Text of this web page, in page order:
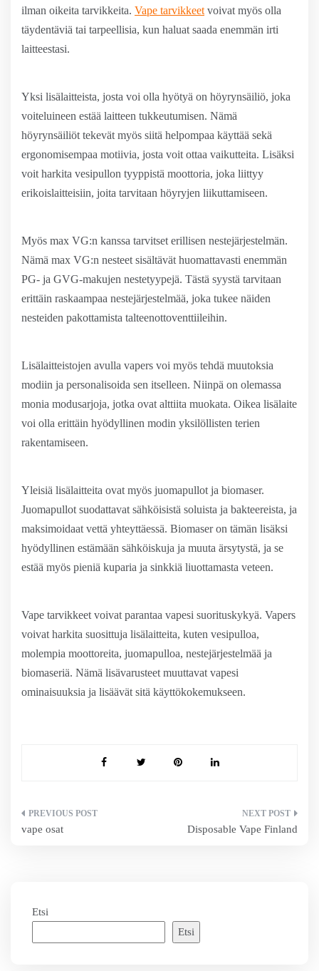
ilman oikeita tarvikkeita. Vape tarvikkeet voivat myös olla
täydentäviä tai tarpeellisia, kun haluat saada enemmän irti
laitteestasi.
Yksi lisälaitteista, josta voi olla hyötyä on höyrynsäiliö, joka
voiteluineen estää laitteen tukkeutumisen. Nämä
höyrynsäiliöt tekevät myös siitä helpompaa käyttää sekä
ergonomisempaa motiivia, josta voit ottaa vaikutteita. Lisäksi
voit harkita vesipullon tyyppistä moottoria, joka liittyy
erikoislaitteisiin, joita tarvitaan höyryjen liikuttamiseen.
Myös max VG:n kanssa tarvitset erillisen nestejärjestelmän.
Nämä max VG:n nesteet sisältävät huomattavasti enemmän
PG- ja GVG-makujen nestetyypejä. Tästä syystä tarvitaan
erittäin raskaampaa nestejärjestelmää, joka tukee näiden
nesteiden pakottamista talteenottoventtiileihin.
Lisälaitteistojen avulla vapers voi myös tehdä muutoksia
modiin ja personalisoida sen itselleen. Niinpä on olemassa
monia modusarjoja, jotka ovat alttiita muokata. Oikea lisälaite
voi olla erittäin hyödyllinen modin yksilöllisten terien
rakentamiseen.
Yleisiä lisälaitteita ovat myös juomapullot ja biomaser.
Juomapullot suodattavat sähköisistä soluista ja bakteereista, ja
maksimoidaat vettä yhteyttäessä. Biomaser on tämän lisäksi
hyödyllinen estämään sähköiskuja ja muuta ärsytystä, ja se
estää myös pieniä kuparia ja sinkkiä liuottamasta veteen.
Vape tarvikkeet voivat parantaa vapesi suorituskykyä. Vapers
voivat harkita suosittuja lisälaitteita, kuten vesipulloa,
molempia moottoreita, juomapulloa, nestejärjestelmää ja
biomaseriä. Nämä lisävarusteet muuttavat vapesi
ominaisuuksia ja lisäävät sitä käyttökokemukseen.
Artikkelien
vape osat Disposable Vape Finland
Etsi
Etsi